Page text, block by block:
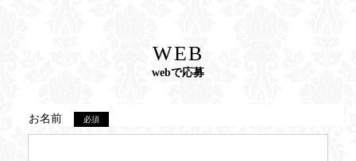
WEB
webで応募
お名前 必須